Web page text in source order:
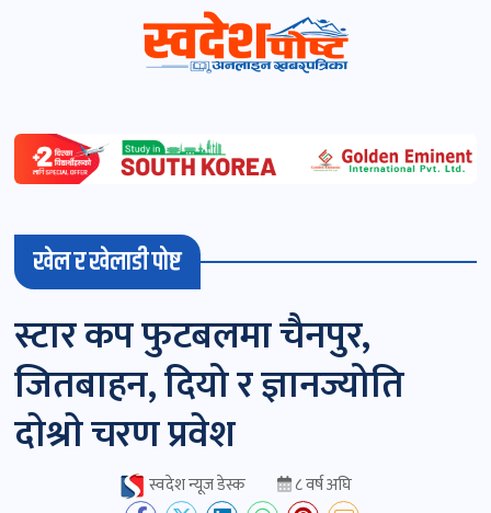
विशेष
माडी
(स्थानीय)
खबर
पोष्ट
चितवन
खबर
खेल र खेलाडी पोष्ट
स्टार कप फुटबलमा चैनपुर,
जितबाहन, दियो र ज्ञानज्योति
दाेश्राे चरण प्रवेश
स्वदेश न्यूज डेस्क ८ वर्ष अघि